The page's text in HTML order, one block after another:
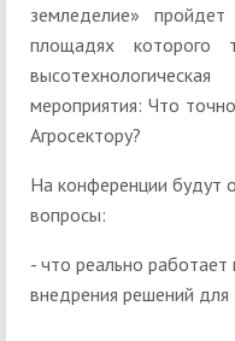
земледелие»
площадях которого
мероприятия: Что
Агросектору?
На конференции будут
вопросы:
- что реально
внедрения решений для